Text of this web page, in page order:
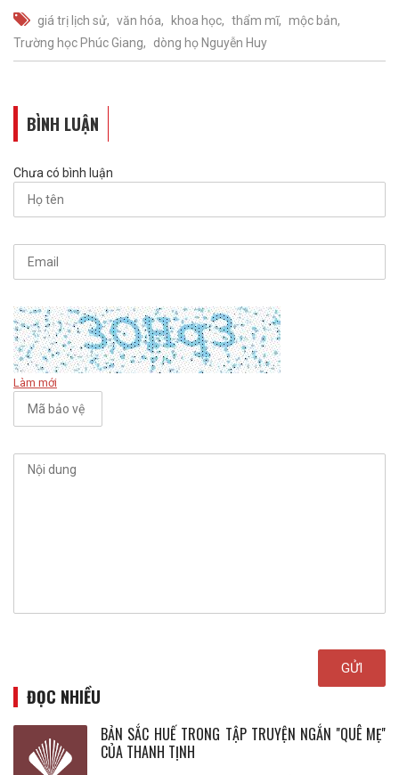
giá trị lịch sử văn hóa khoa học thẩm mĩ
mộc bản
Trường học Phúc Giang
dòng họ Nguyễn Huy
BÌNH LUẬN
Chưa có bình luận
Làm mới
ĐỌC NHIỀU
BẢN SẮC HUẾ TRONG TẬP TRUYỆN NGẮN ''QUÊ MẸ''
CỦA THANH TỊNH